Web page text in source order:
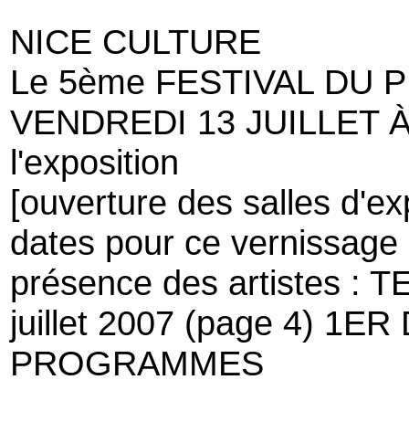
NICE CULTURE
Le 5ème FESTIVAL DU
VENDREDI 13 JUILLET
l'exposition
[ouverture des salles
dates pour ce
présence des artistes :
juillet 2007 (page 4) 1ER
PROGRAMMES